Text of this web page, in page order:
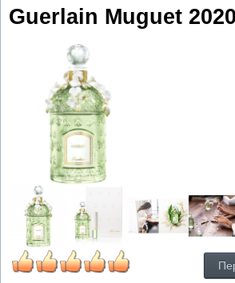
Guerlain Muguet 2020